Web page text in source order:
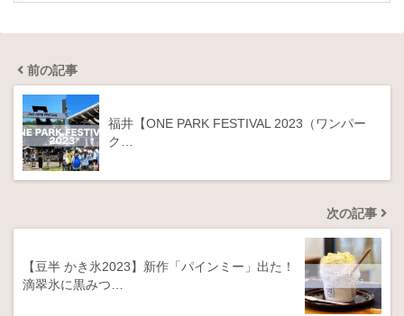
前の記事
福井【ONE PARK FESTIVAL 2023（ワンパー
ク…
次の記事
【豆半 かき氷2023】新作「パインミー」出た！
滴翠氷に黒みつ…